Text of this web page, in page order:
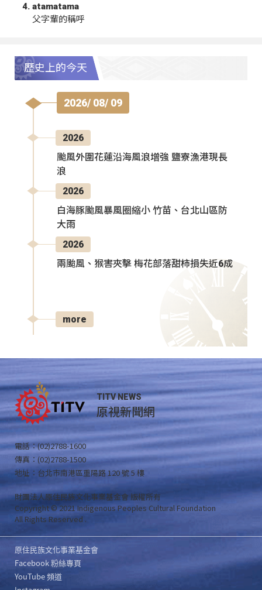
atamatama
父字輩的稱呼
歷史上的今天
2026/ 08/ 09
2026
颱風外圍花蓮沿海風浪增強 鹽寮漁港現長
浪
2026
白海豚颱風暴風圈縮小 竹苗、台北山區防
大雨
2026
兩颱風、猴害夾擊 梅花部落甜柿損失近6成
more
TITV NEWS
原視新聞網
電話：(02)2788-1600
傳真：(02)2788-1500
地址：台北市南港區重陽路 120 號 5 樓
財團法人原住民族文化事業基金會 版權所有
Copyright © 2021 Indigenous Peoples Cultural Foundation
All Rights Reserved .
原住民族文化事業基金會
Facebook 粉絲專頁
YouTube 頻道